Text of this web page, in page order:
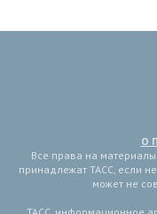
О
Все права на
принадлежат ТАСС, если
может не